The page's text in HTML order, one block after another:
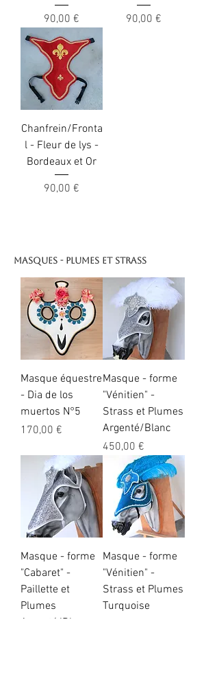
Prix
90,00 €
Prix
90,00 €
Chanfrein/Fronta
l - Fleur de lys -
Bordeaux et Or
Prix
90,00 €
Masque équestre
- Dia de los
muertos N°5
Prix
170,00 €
Masque - forme
"Vénitien" -
Strass et Plumes
Argenté/Blanc
Prix
450,00 €
Masque - forme
"Cabaret" -
Paillette et
Plumes
Argenté/Blanc
Masque - forme
"Vénitien" -
Strass et Plumes
Turquoise
Masques - Plumes et Strass